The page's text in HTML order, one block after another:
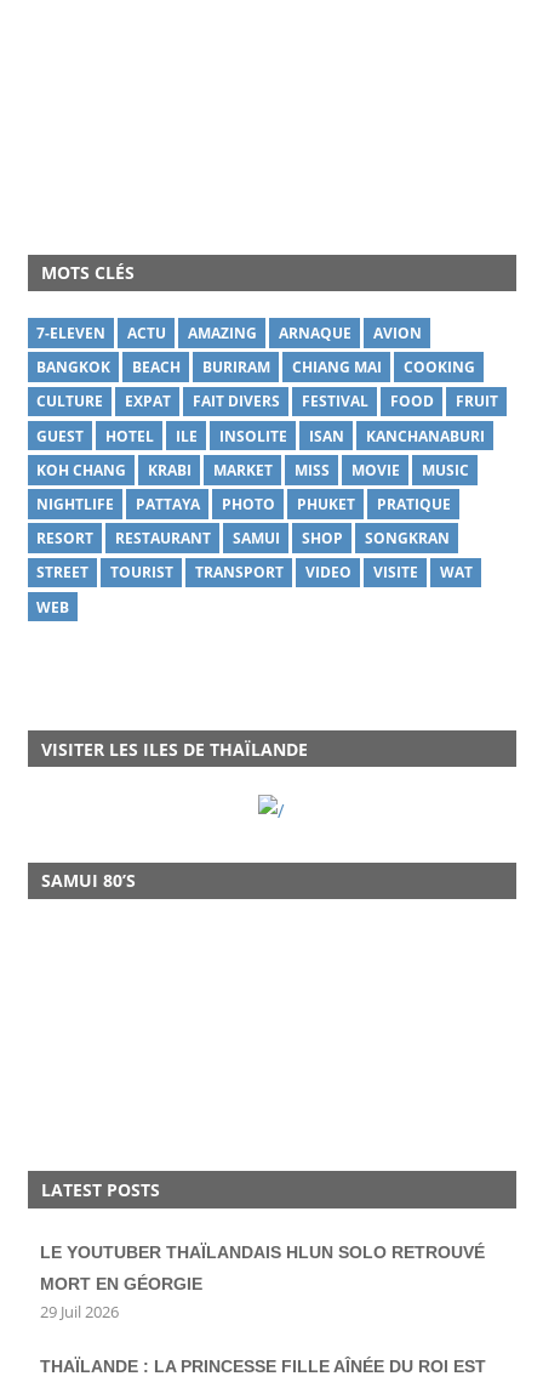
MOTS CLÉS
7-ELEVEN ACTU AMAZING ARNAQUE
AVION
BANGKOK
BEACH BURIRAM CHIANG MAI
COOKING
CULTURE
EXPAT FAIT DIVERS FESTIVAL FOOD
FRUIT
GUEST
HOTEL ILE INSOLITE ISAN
KANCHANABURI
KOH CHANG
KRABI MARKET MISS MOVIE
MUSIC
NIGHTLIFE
PATTAYA PHOTO PHUKET
PRATIQUE
RESORT
RESTAURANT SAMUI SHOP
SONGKRAN
STREET
TOURIST TRANSPORT VIDEO VISITE
WAT
WEB
VISITER LES ILES DE THAÏLANDE
SAMUI 80’S
LATEST POSTS
LE YOUTUBER THAÏLANDAIS HLUN SOLO RETROUVÉ
MORT EN GÉORGIE
29 Juil 2026
THAÏLANDE : LA PRINCESSE FILLE AÎNÉE DU ROI EST